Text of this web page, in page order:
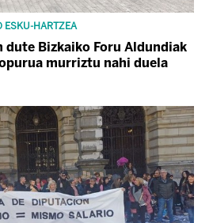
ESKU-HARTZEA
dute Bizkaiko Foru Aldundiak
murriztu nahi duela